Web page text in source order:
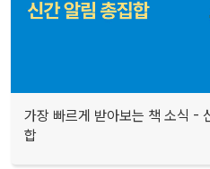
가장 빠르게 받아보는 책 소식 -
합